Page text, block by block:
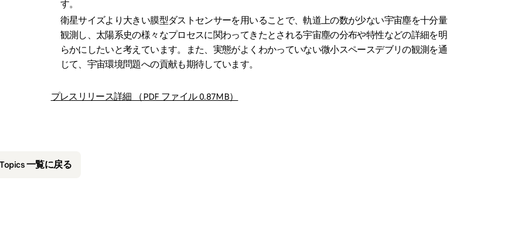
す。
衛星サイズより大きい膜型ダストセンサーを用いることで、軌道上の数が少ない宇宙塵を十分量
観測し、太陽系史の様々なプロセスに関わってきたとされる宇宙塵の分布や特性などの詳細を明
らかにしたいと考えています。また、実態がよくわかっていない微小スペースデブリの観測を通
じて、宇宙環境問題への貢献も期待しています。
プレスリリース詳細 （PDF ファイル 0.87MB）
一覧に戻る